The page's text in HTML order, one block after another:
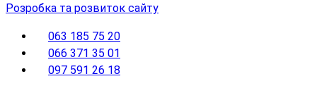
Розробка та розвиток сайту
063 185 75 20
066 371 35 01
097 591 26 18